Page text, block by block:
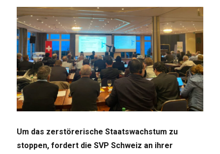
Um das zerstörerische Staatswachstum zu
stoppen, fordert die SVP Schweiz an ihrer